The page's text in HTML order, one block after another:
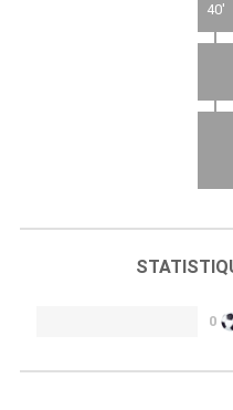
40'
0